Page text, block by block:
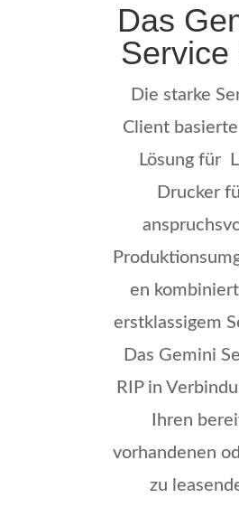
Das
Service
Die starke
Client
Lösung für
Drucker
en
erstklassigem
Das Gemini
RIP in
Ihren
vorhandenen
zu